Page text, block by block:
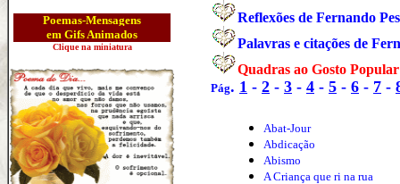
Poemas-Mensagens
em Gifs Animados
Clique na miniatura
Reflexões de Fernando
Palavras e citações de
Quadras ao Gosto
Pág. 1 - 2 - 3 - 4 - 5 - 6 - 7 -
Abat-Jour
Abdicação
Abismo
A Criança que ri na rua